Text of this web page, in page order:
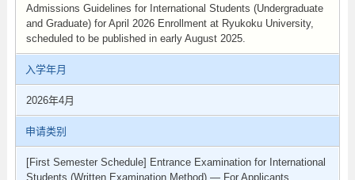
Admissions Guidelines for International Students (Undergraduate
and Graduate) for April 2026 Enrollment at Ryukoku University,
scheduled to be published in early August 2025.
入学年月
2026年4月
申请类别
[First Semester Schedule] Entrance Examination for International
Students (Written Examination Method) — For Applicants